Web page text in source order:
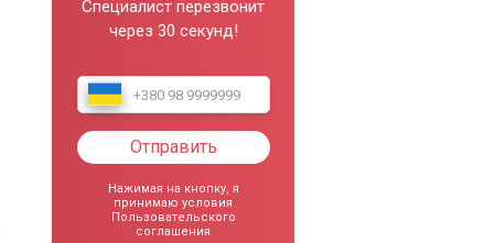
Специалист перезвонит
через 30 секунд!
Отправить
Нажимая на кнопку, я
принимаю условия
Пользовательского
соглашения